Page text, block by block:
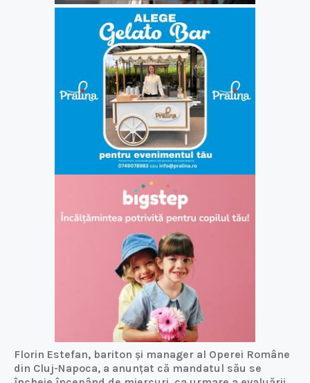
Florin Estefan, bariton și manager al Operei Române
din Cluj-Napoca, a anunțat că mandatul său se